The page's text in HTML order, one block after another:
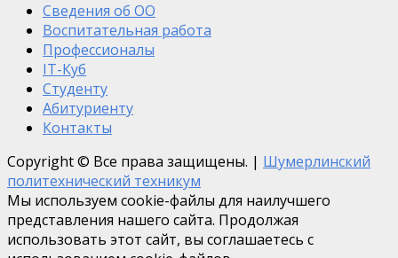
Сведения об ОО
Воспитательная работа
Профессионалы
IT-Куб
Студенту
Абитуриенту
Контакты
Copyright © Все права защищены. | Шумерлинский
политехнический техникум
Мы используем cookie-файлы для наилучшего
представления нашего сайта. Продолжая
использовать этот сайт, вы соглашаетесь с